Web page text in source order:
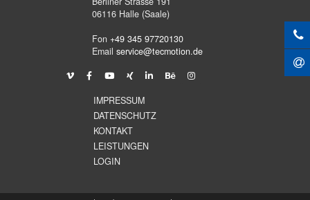
06116 Halle (Saale)
Fon +49 345 97720130
Email service@tecmotion.de
IMPRESSUM
DATENSCHUTZ
KONTAKT
LEISTUNGEN
LOGIN